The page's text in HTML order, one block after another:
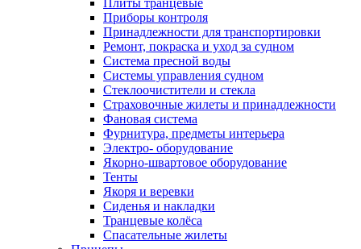
Плиты транцевые
Приборы контроля
Принадлежности для транспортировки
Ремонт, покраска и уход за судном
Система пресной воды
Системы управления судном
Стеклоочистители и стекла
Страховочные жилеты и принадлежности
Фановая система
Фурнитура, предметы интерьера
Электро- оборудование
Якорно-швартовое оборудование
Тенты
Якоря и веревки
Сиденья и накладки
Транцевые колёса
Спасательные жилеты